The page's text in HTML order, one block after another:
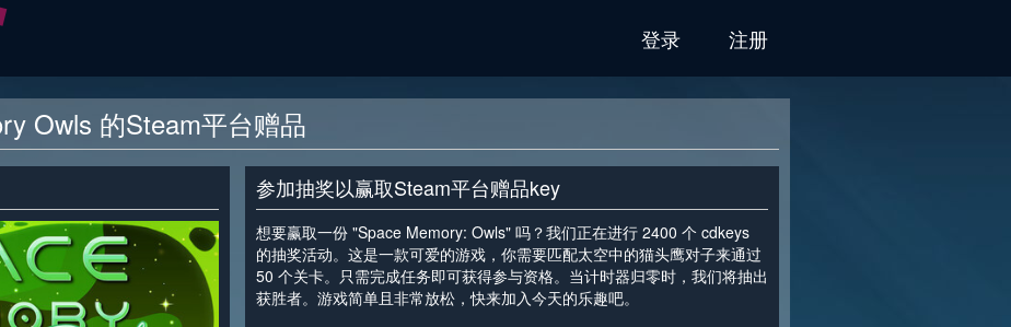
登录 注册
Owls 的Steam平台赠品
参加抽奖以赢取Steam平台赠品key
想要赢取一份 "Space Memory: Owls" 吗？我们正在进行 2400 个 cdkeys
的抽奖活动。这是一款可爱的游戏，你需要匹配太空中的猫头鹰对子来通过
50 个关卡。只需完成任务即可获得参与资格。当计时器归零时，我们将抽出
获胜者。游戏简单且非常放松，快来加入今天的乐趣吧。